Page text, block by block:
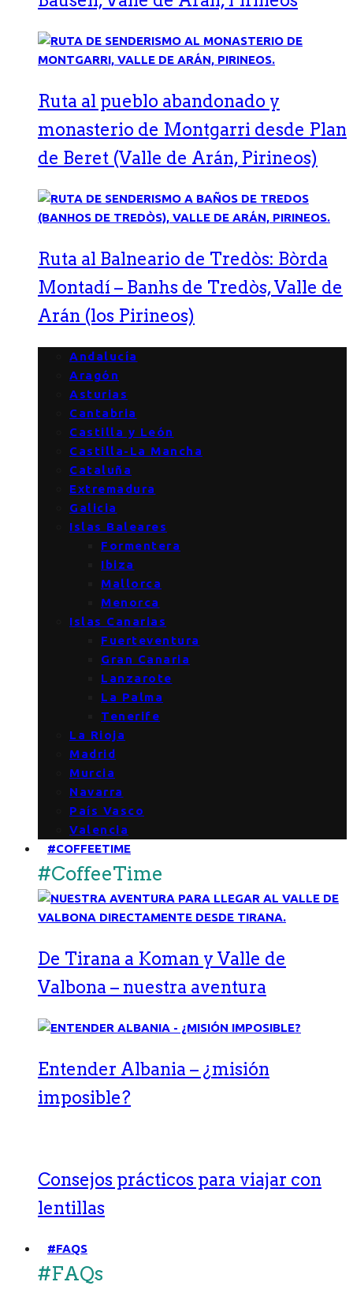
Ruta al pueblo abandonado y
monasterio de Montgarri desde Plan
de Beret (Valle de Arán, Pirineos)
Ruta al Balneario de Tredòs: Bòrda
Montadí – Banhs de Tredòs, Valle de
Arán (los Pirineos)
Andalucía
Aragón
Asturias
Cantabria
Castilla y León
Castilla-La Mancha
Cataluña
Extremadura
Galicia
Islas Baleares
Formentera
Ibiza
Mallorca
Menorca
Islas Canarias
Fuerteventura
Gran Canaria
Lanzarote
La Palma
Tenerife
La Rioja
Madrid
Murcia
Navarra
País Vasco
Valencia
#COFFEETIME
#CoffeeTime
De Tirana a Koman y Valle de
Valbona – nuestra aventura
Entender Albania – ¿misión
imposible?
Consejos prácticos para viajar con
lentillas
#FAQS
#FAQs